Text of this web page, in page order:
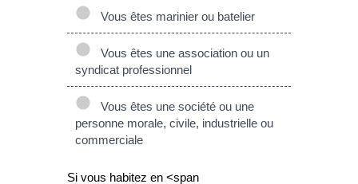
Vous êtes marinier ou batelier
Vous êtes une association ou un
syndicat professionnel
Vous êtes une société ou une
personne morale, civile, industrielle ou
commerciale
Si vous habitez en <span